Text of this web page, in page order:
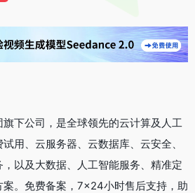
下公司，是全球领先的云计算及人工
用、云服务器、云数据库、云安全、
以及大数据、人工智能服务、精准定
。免费备案，7×24小时售后支持，助